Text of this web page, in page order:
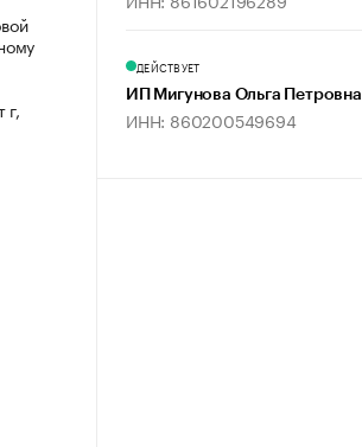
г,
ДЕЙСТВУЕТ
ИП Мигунова Ольга Петровна
ИНН: 860200549694